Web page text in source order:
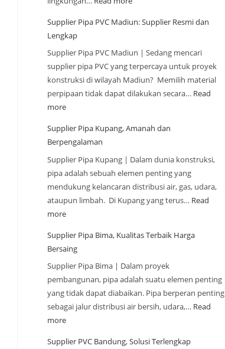
Supplier Pipa PVC Madiun: Supplier Resmi dan
Lengkap
Supplier Pipa PVC Madiun | Sedang mencari
supplier pipa PVC yang terpercaya untuk proyek
konstruksi di wilayah Madiun? Memilih material
perpipaan tidak dapat dilakukan secara… Read
more
Supplier Pipa Kupang, Amanah dan
Berpengalaman
Supplier Pipa Kupang | Dalam dunia konstruksi,
pipa adalah sebuah elemen penting yang
mendukung kelancaran distribusi air, gas, udara,
ataupun limbah. Di Kupang yang terus… Read
more
Supplier Pipa Bima, Kualitas Terbaik Harga
Bersaing
Supplier Pipa Bima | Dalam proyek
pembangunan, pipa adalah suatu elemen penting
yang tidak dapat diabaikan. Pipa berperan penting
sebagai jalur distribusi air bersih, udara,… Read
more
Supplier PVC Bandung, Solusi Terlengkap